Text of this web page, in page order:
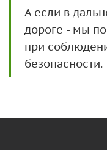
А если в
дороге - мы
при
безопасности.